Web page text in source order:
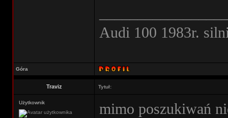
Audi 100 1983r.
Góra
Traviz Tytuł:
Użytkownik
mimo poszukiwań